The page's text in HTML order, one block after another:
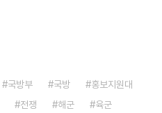
국방부 국방
홍보지원대
전쟁 해군
육군